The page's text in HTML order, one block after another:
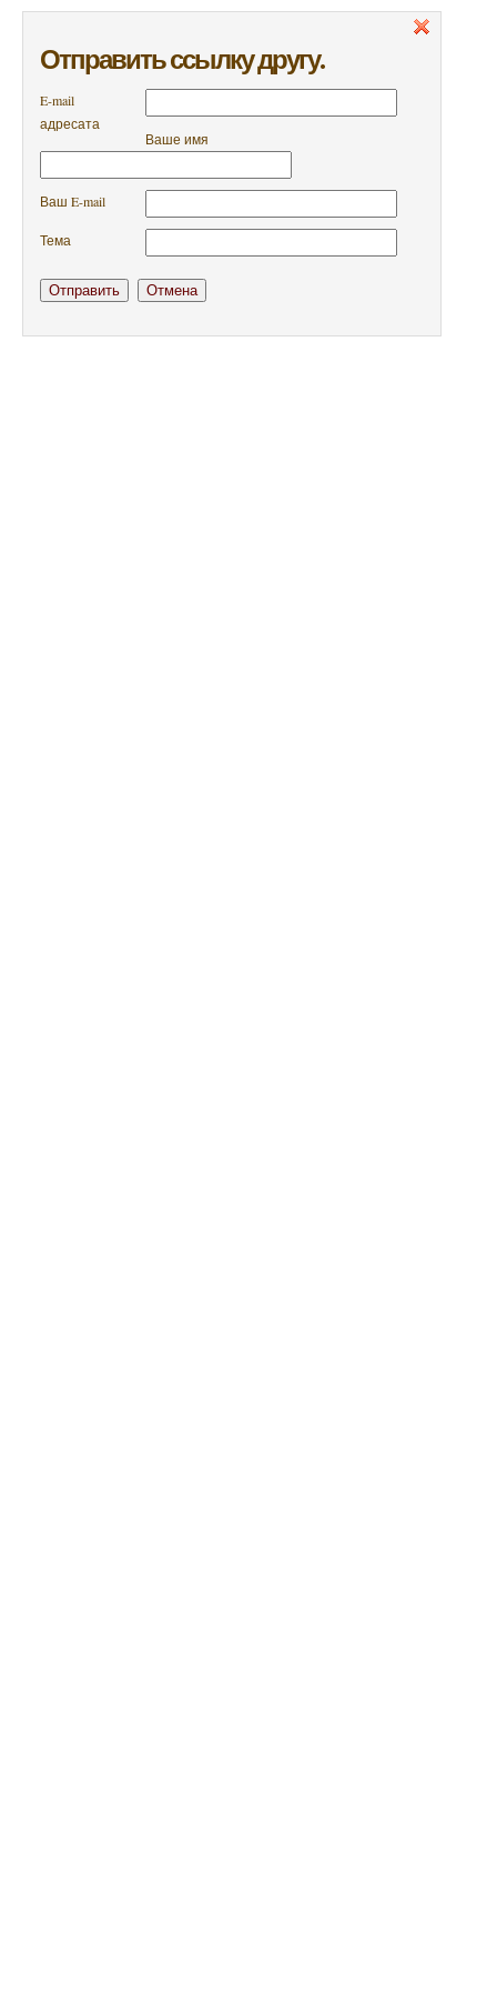
Отправить ссылку другу.
E-mail
адресата
Ваше имя
Ваш E-mail
Тема
Отправить Отмена